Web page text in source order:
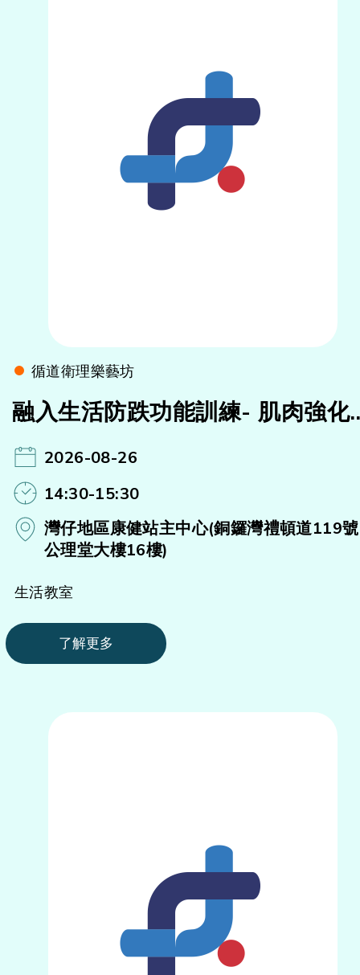
循道衛理樂藝坊
融入生活防跌功能訓練- 肌肉強化
(A)#2026-08-26
14:30-15:30
灣仔地區康健站主中心(銅鑼灣禮頓道119號
公理堂大樓16樓)
生活教室
了解更多